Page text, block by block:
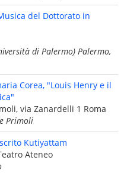
del Dottorato in
di Palermo) Palermo,
Corea, "Louis Henry e il
via Zanardelli 1 Roma
Primoli
Kutiyattam
Ateneo